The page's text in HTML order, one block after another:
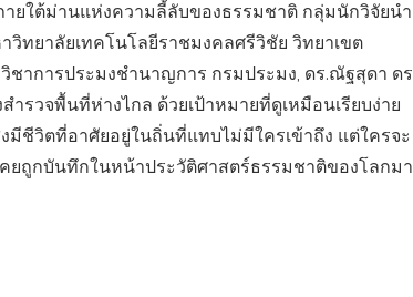
ายใต้ม่านแห่งความลี้ลับของธรรมชาติ กลุ่มนักวิจัยนำ
ทยาลัยเทคโนโลยีราชมงคลศรีวิชัย วิทยาเขต
าการประมงชำนาญการ กรมประมง, ดร.ณัฐสุดา ดร
รวจพื้นที่ห่างไกล ด้วยเป้าหมายที่ดูเหมือนเรียบง่าย
ชีวิตที่อาศัยอยู่ในถิ่นที่แทบไม่มีใครเข้าถึง แต่ใครจะ
ยถูกบันทึกในหน้าประวัติศาสตร์ธรรมชาติของโลกมา